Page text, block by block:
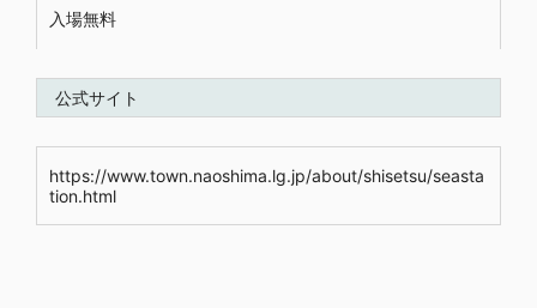
入場無料
公式サイト
https://www.town.naoshima.lg.jp/about/shisetsu/seasta
tion.html